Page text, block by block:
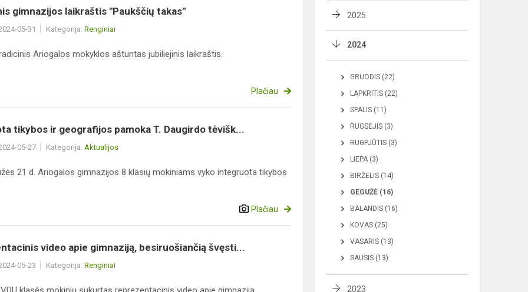
gimnazijos laikraštis "Paukščių takas"
05-31 Kategorija: Renginiai
Ariogalos mokyklos aštuntas jubiliejinis laikraštis.
Plačiau
tikybos ir geografijos pamoka T. Daugirdo tėvišk...
05-27 Kategorija: Aktualijos
21 d. Ariogalos gimnazijos 8 klasių mokiniams vyko integruota tikybos
Plačiau
video apie gimnaziją, besiruošiančią švęsti...
05-23 Kategorija: Renginiai
2025
2024
GRUODIS (22)
LAPKRITIS (22)
SPALIS (11)
RUGSĖJIS (3)
RUGPJŪTIS (3)
LIEPA (3)
BIRŽELIS (14)
GEGUŽĖ (16)
BALANDIS (16)
KOVAS (25)
VASARIS (13)
SAUSIS (13)
2023